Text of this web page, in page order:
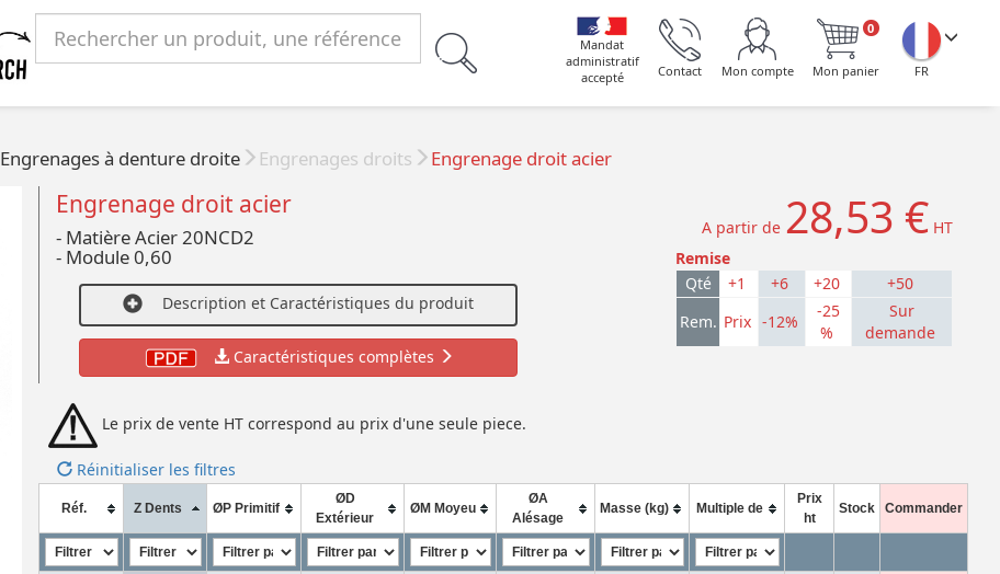
FR
0
Mon panier
Mon compte
Contact
Mandat
administratif
accepté
Engrenages à denture droite Engrenages droits Engrenage droit acier
Engrenage droit acier
- Matière Acier 20NCD2
- Module 0,60
Description et Caractéristiques du produit
Caractéristiques complètes
A partir de 28,53 € HT
Remise
Qté
+1 +6 +20
+50
Rem. Prix -12%
-25
%
Sur
demande
Le prix de vente HT correspond au prix d'une seule piece.
Réinitialiser les filtres
Réf. Z Dents ØP Primitif
ØD
Extérieur
ØM Moyeu
ØA
Alésage
Masse (kg) Multiple de
Prix
ht
Stock Commander